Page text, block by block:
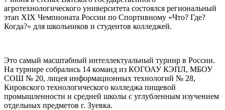
агротехнологического университета состоялся региональный
этап XIX Чемпионата России по Спортивному «Что? Где?
Когда?» для школьников и студентов колледжей.
Это самый масштабный интеллектуальный турнир в России.
На турнире собрались 14 команд из КОГОАУ КЭПЛ, МБОУ
СОШ № 20, лицея информационных технологий № 28,
Кировского технологического колледжа пищевой
промышленности и средней школы с углубленным изучением
отдельных предметов г. Зуевка.